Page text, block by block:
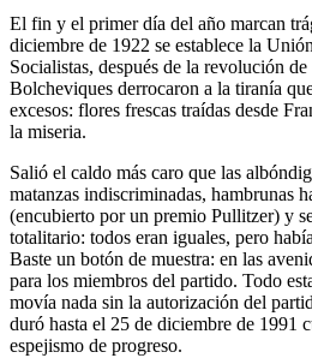
El fin y el primer día del año marcan
diciembre de 1922 se establece la
Socialistas, después de la revolución
Bolcheviques derrocaron a la tiranía
excesos: flores frescas traídas desde
la miseria.
Salió el caldo más caro que las
matanzas indiscriminadas, hambrunas
(encubierto por un premio Pullitzer) y
totalitario: todos eran iguales, pero
Baste un botón de muestra: en las
para los miembros del partido. Todo
movía nada sin la autorización del
duró hasta el 25 de diciembre de 1991
espejismo de progreso.